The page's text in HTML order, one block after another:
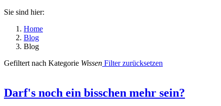
Sie sind hier:
Home
Blog
Blog
Gefiltert nach Kategorie Wissen Filter zurücksetzen
Darf's noch ein bisschen mehr sein?